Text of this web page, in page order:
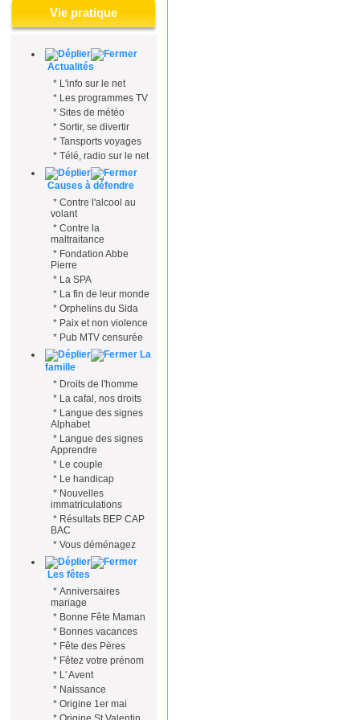
Vie pratique
Actualités
* L'info sur le net
* Les programmes TV
* Sites de météo
* Sortir, se divertir
* Tansports voyages
* Télé, radio sur le net
Causes à défendre
* Contre l'alcool au
volant
* Contre la
maltraitance
* Fondation Abbe
Pierre
* La SPA
* La fin de leur monde
* Orphelins du Sida
* Paix et non violence
* Pub MTV censurée
La
famille
* Droits de l'homme
* La cafal, nos droits
* Langue des signes
Alphabet
* Langue des signes
Apprendre
* Le couple
* Le handicap
* Nouvelles
immatriculations
* Résultats BEP CAP
BAC
* Vous déménagez
Les fêtes
* Anniversaires
mariage
* Bonne Fête Maman
* Bonnes vacances
* Fête des Pères
* Fêtez votre prénom
* L' Avent
* Naissance
* Origine 1er mai